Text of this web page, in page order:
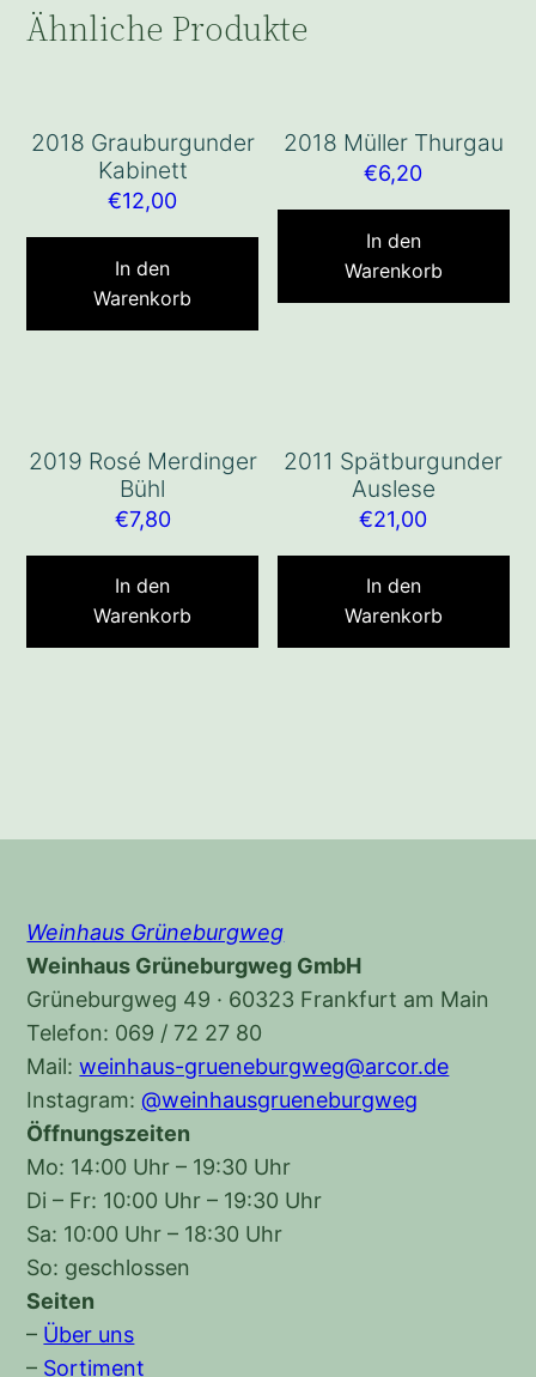
Ähnliche Produkte
2018 Grauburgunder
Kabinett
€12,00
In den
Warenkorb
2018 Müller Thurgau
€6,20
In den
Warenkorb
2019 Rosé Merdinger
Bühl
€7,80
In den
Warenkorb
2011 Spätburgunder
Auslese
€21,00
In den
Warenkorb
Weinhaus Grüneburgweg
Weinhaus Grüneburgweg GmbH
Grüneburgweg 49 · 60323 Frankfurt am Main
Telefon: 069 / 72 27 80
Mail:weinhaus-grueneburgweg@arcor.de
Instagram:@weinhausgrueneburgweg
Öffnungszeiten
Mo: 14:00 Uhr – 19:30 Uhr
Di – Fr: 10:00 Uhr – 19:30 Uhr
Sa: 10:00 Uhr – 18:30 Uhr
So: geschlossen
Seiten
– Über uns
– Sortiment